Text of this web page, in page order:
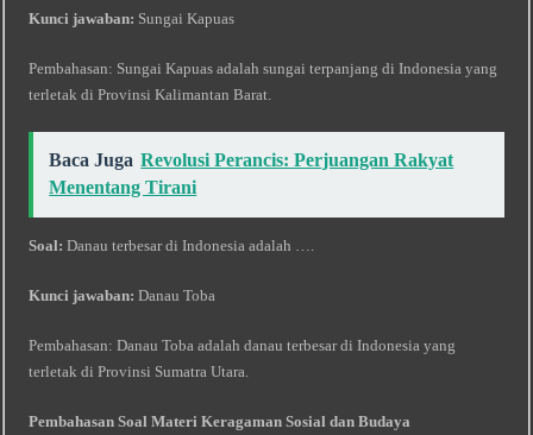
Kunci jawaban: Sungai Kapuas
Pembahasan: Sungai Kapuas adalah sungai terpanjang di Indonesia yang
terletak di Provinsi Kalimantan Barat.
Baca Juga Revolusi Perancis: Perjuangan Rakyat
Menentang Tirani
Soal: Danau terbesar di Indonesia adalah ….
Kunci jawaban: Danau Toba
Pembahasan: Danau Toba adalah danau terbesar di Indonesia yang
terletak di Provinsi Sumatra Utara.
Pembahasan Soal Materi Keragaman Sosial dan Budaya